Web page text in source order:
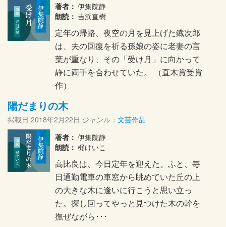
著者： 伊集院静
朗読： 吉浜直樹
定年の帰路、夜空の月を見上げた鐡次郎
は、夫の回復を祈る孫娘の姿に老妻の言
葉が重なり、その「受け月」に向かって
静に両手を合わせていた。 （直木賞受賞
作）
陽だまりの木
掲載日 2018年2月22日 ジャンル： 文芸作品
著者： 伊集院静
朗読： 梶けいこ
高比良は、今日定年を迎えた。ふと、毎
日通勤電車の車窓から眺めていた丘の上
の大きな木に逢いに行こうと思い立っ
た。探し回ってやっと見つけた木の幹を
撫ぜながら･･･